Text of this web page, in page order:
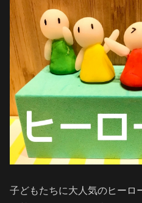
子どもたちに大人気のヒーロ